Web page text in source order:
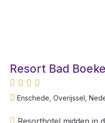
Resort Bad
Enschede, Overijssel,
Resorthotel midden in